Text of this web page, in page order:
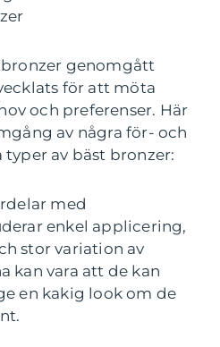
bronzer genomgått
för att möta
och preferenser. Här
av några för- och
av bäst bronzer:
med
enkel applicering,
stor variation av
kan vara att de kan
en kakig look om de